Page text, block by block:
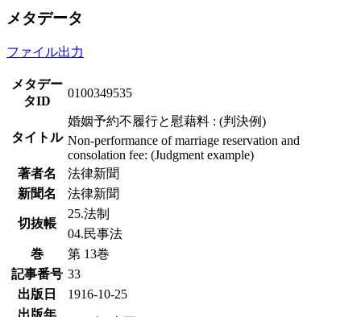
メタデータ
ファイル出力
メタデー
タID
0100349535
タイトル
婚姻予約不履行と慰藉料 : (判決例)
Non-performance of marriage reservation and
consolation fee: (Judgment example)
著者名
法律新聞
新聞名
法律新聞
切抜帳
25.法制
04.民事法
巻
第 13巻
記事番号 33
出版日
1916-10-25
出版年